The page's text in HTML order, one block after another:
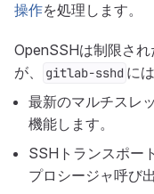
操作を処理します。
OpenSSHは制限さ
が、
gitlab-sshd に
最新のマルチスレ
機能します。
SSHトランスポー
プロシージャ呼び